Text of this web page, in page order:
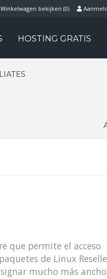
Winkelwagen bekijken (0)
HOSTING GRATIS
que permite el acceso
de Linux
mucho más